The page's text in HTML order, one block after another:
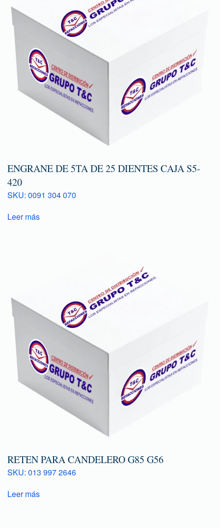
ENGRANE DE 5TA DE 25 DIENTES CAJA S5-
420
SKU: 0091 304 070
Leer más
RETEN PARA CANDELERO G85 G56
SKU: 013 997 2646
Leer más